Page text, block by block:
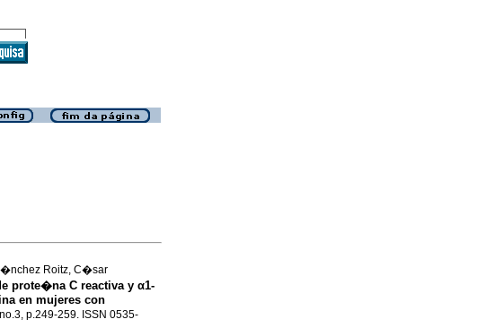
Roitz, C�sar
prote�na C reactiva y α1-
en mujeres con
p.249-259. ISSN 0535-